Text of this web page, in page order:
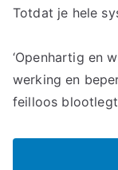
Totdat je hele
‘Openhartig en
werking en
feilloos